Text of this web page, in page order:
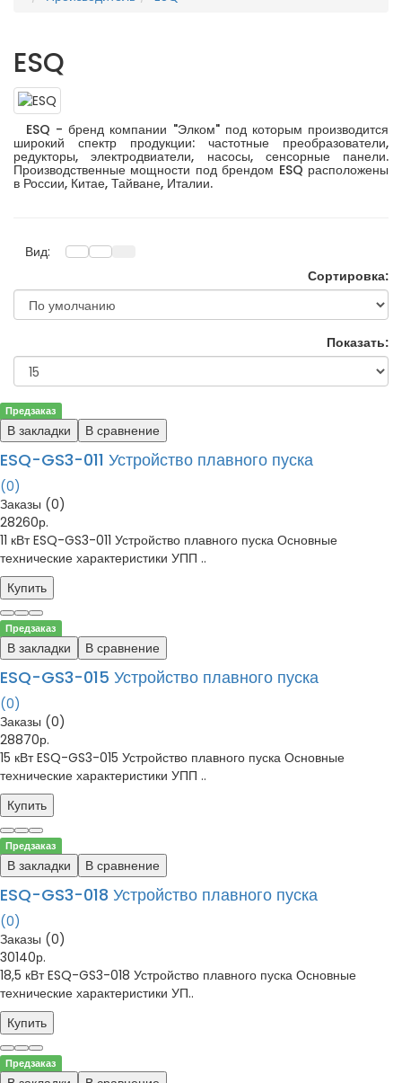
ESQ
ESQ - бренд компании "Элком" под которым производится
широкий спектр продукции: частотные преобразователи,
редукторы, электродвиатели, насосы, сенсорные панели.
Производственные мощности под брендом ESQ расположены
в России, Китае, Тайване, Италии.
Вид:
Сортировка:
Показать:
Предзаказ
В закладки В сравнение
ESQ-GS3-011 Устройство плавного пуска
(0)
Заказы (0)
28260р.
11 кВт ESQ-GS3-011 Устройство плавного пуска Основные
технические характеристики УПП ..
Купить
Предзаказ
В закладки В сравнение
ESQ-GS3-015 Устройство плавного пуска
(0)
Заказы (0)
28870р.
15 кВт ESQ-GS3-015 Устройство плавного пуска Основные
технические характеристики УПП ..
Купить
Предзаказ
В закладки В сравнение
ESQ-GS3-018 Устройство плавного пуска
(0)
Заказы (0)
30140р.
18,5 кВт ESQ-GS3-018 Устройство плавного пуска Основные
технические характеристики УП..
Купить
Предзаказ